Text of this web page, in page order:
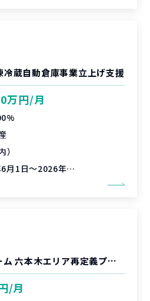
蔵自動倉庫事業立上げ支援
万円/月
）
1日～2026年12月末
サステナビリティチーム 六本木エリア再定義プロジェクト
/月